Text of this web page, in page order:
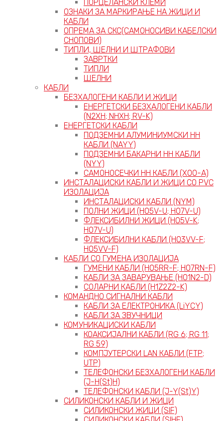
ПОРЦЕЛАНСКИ КЛЕМИ
ОЗНАКИ ЗА МАРКИРАЊЕ НА ЖИЦИ И
КАБЛИ
ОПРЕМА ЗА СКС(САМОНОСИВИ КАБЕЛСКИ
СНОПОВИ)
ТИПЛИ, ШЕЛНИ И ШТРАФОВИ
ЗАВРТКИ
ТИПЛИ
ШЕЛНИ
КАБЛИ
БЕЗХАЛОГЕНИ КАБЛИ И ЖИЦИ
ЕНЕРГЕТСКИ БЕЗХАЛОГЕНИ КАБЛИ
(N2XH; NHXH; RV-K)
ЕНЕРГЕТСКИ КАБЛИ
ПОДЗЕМНИ АЛУМИНИУМСКИ НН
КАБЛИ (NAYY)
ПОДЗЕМНИ БАКАРНИ НН КАБЛИ
(NYY)
САМОНОСЕЧКИ НН КАБЛИ (X00-A)
ИНСТАЛАЦИСКИ КАБЛИ И ЖИЦИ СО PVC
ИЗОЛАЦИЈА
ИНСТАЛАЦИСКИ КАБЛИ (NYM)
ПОЛНИ ЖИЦИ (H05V-U; H07V-U)
ФЛЕКСИБИЛНИ ЖИЦИ (H05V-K;
H07V-U)
ФЛЕКСИБИЛНИ КАБЛИ (H03VV-F;
H05VV-F)
КАБЛИ СО ГУМЕНА ИЗОЛАЦИЈА
ГУМЕНИ КАБЛИ (H05RR-F; H07RN-F)
КАБЛИ ЗА ЗАВАРУВАЊЕ (H01N2-D)
СОЛАРНИ КАБЛИ (H1Z2Z2-K)
КОМАНДНО СИГНАЛНИ КАБЛИ
КАБЛИ ЗА ЕЛЕКТРОНИКА (LiYCY)
КАБЛИ ЗА ЗВУЧНИЦИ
КОМУНИКАЦИСКИ КАБЛИ
КОАКСИЈАЛНИ КАБЛИ (RG 6; RG 11;
RG 59)
КОМПЈУТЕРСКИ LAN КАБЛИ (FTP;
UTP)
ТЕЛЕФОНСКИ БЕЗХАЛОГЕНИ КАБЛИ
(J-H(St)H)
ТЕЛЕФОНСКИ КАБЛИ (J-Y(St)Y)
СИЛИКОНСКИ КАБЛИ И ЖИЦИ
СИЛИКОНСКИ ЖИЦИ (SIF)